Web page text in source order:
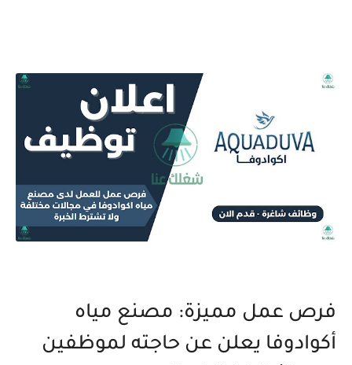
فرص عمل مميزة: مصنع مياه
أكوادوفا يعلن عن حاجته لموظفين